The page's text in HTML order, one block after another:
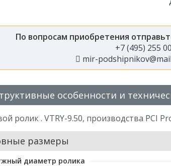
По вопросам приобретения
+7 (495) 255
mir-
особенности и
ролик . VTRY-9.50, производства PCI
размеры
диаметр ролика